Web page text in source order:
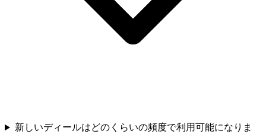
新しいディールはどのくらいの頻度で利用可能になりま